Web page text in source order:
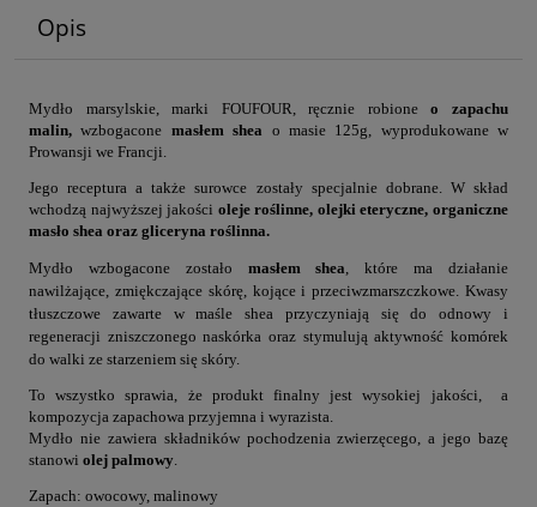
Opis
Mydło marsylskie, marki FOUFOUR, ręcznie robioneo zapachu
malin,wzbogacone masłem shea o masie 125g, wyprodukowane w
Prowansji we Francji.
Jego receptura a także surowce zostały specjalnie dobrane. W skład
wchodzą najwyższej jakości oleje roślinne, olejki eteryczne, organiczne
masło shea oraz gliceryna roślinna.
Mydło wzbogacone zostało masłem shea, które ma działanie
nawilżające, zmiękczające skórę, kojące i przeciwzmarszczkowe. Kwasy
tłuszczowe zawarte w maśle shea przyczyniają się do odnowy i
regeneracji zniszczonego naskórka oraz stymulują aktywność komórek
do walki ze starzeniem się skóry.
To wszystko sprawia, że produkt finalny jest wysokiej jakości, a
kompozycja zapachowa przyjemna i wyrazista.
Mydło nie zawiera składników pochodzenia zwierzęcego, a jego bazę
stanowi olej palmowy.
Zapach: owocowy, malinowy